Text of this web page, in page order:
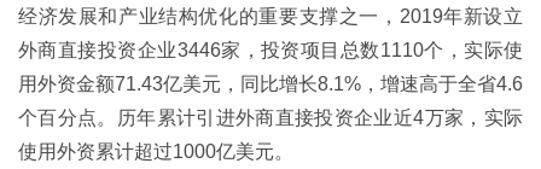
经济发展和产业结构优化的重要支撑之一，2019年新设立
外商直接投资企业3446家，投资项目总数1110个，实际使
用外资金额71.43亿美元，同比增长8.1%，增速高于全省4.6
个百分点。历年累计引进外商直接投资企业近4万家，实际
使用外资累计超过1000亿美元。